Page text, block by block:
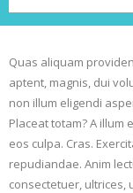
Products
Contact
Quas aliquam
aptent, magnis, dui
non illum eligendi
Placeat totam? A illum
eos culpa. Cras.
repudiandae. Anim
consectetuer, ultrices,